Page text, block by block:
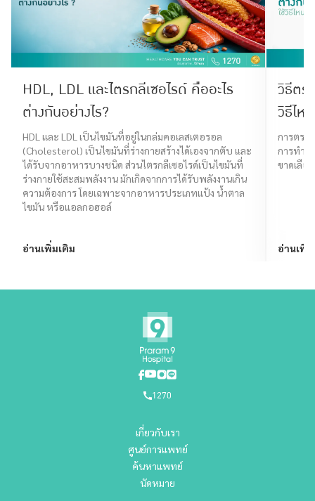
HDL, LDL และไตรกลีเซอไรด์ คืออะไร
ต่างกันอย่างไร?
HDL และ LDL เป็นไขมันที่อยู่ในกล่มคอเลสเตอรอล
(Cholesterol) เป็นไขมันที่ร่างกายสร้างได้เองจากตับ และ
ได้รับจากอาหารบางชนิด ส่วนไตรกลีเซอไรด์เป็นไขมันที่
ร่างกายใช้สะสมพลังงาน มักเกิดจากการได้รับพลังงานเกิน
ความต้องการ โดยเฉพาะจากอาหารประเภทแป้ง น้ำตาล
ไขมัน หรือแอลกอฮอล์
อ่านเพิ่มเติม
วิธีตร
วิธีไห
การตรว
การทำง
ขาดเลือ
อ่านเพิ่
1270
เกี่ยวกับเรา
ศูนย์การแพทย์
ค้นหาแพทย์
นัดหมาย